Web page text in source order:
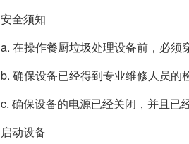
安全须知
a. 在操作餐厨垃圾处理设备前，必须
b. 确保设备已经得到专业维修人员的
c. 确保设备的电源已经关闭，并且已
启动设备